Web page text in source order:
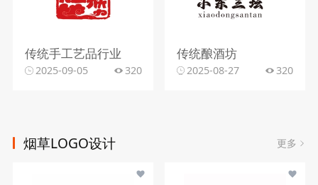
传统手工艺品行业
2025-09-05 320
传统酿酒坊
2025-08-27 320
烟草LOGO设计 更多